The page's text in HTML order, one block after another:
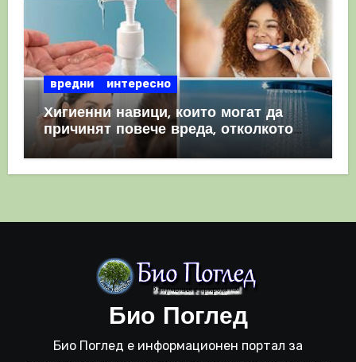
вредни интересно
Хигиенни навици, които могат да
причинят повече вреда, отколкото
полза
Био Поглед
Био Поглед е информационен портал за